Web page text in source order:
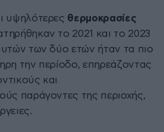
υψηλότερες θερμοκρασίες
το 2021 και το 2023
των δύο ετών ήταν τα πιο
την περίοδο, επηρεάζοντας
και
παράγοντες της περιοχής,